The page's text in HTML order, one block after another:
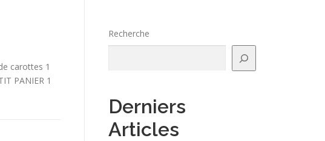
carottes 1
PANIER 1
Recherche
Derniers
Articles